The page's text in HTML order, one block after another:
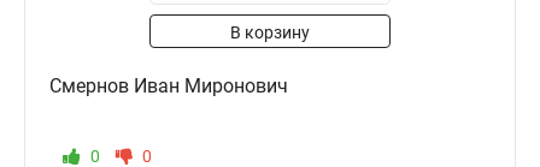
В корзину
Смернов Иван Миронович
0 0